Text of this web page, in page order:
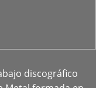
discográfico